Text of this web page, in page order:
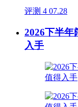
评测 4 07.28
2026下半年
入手